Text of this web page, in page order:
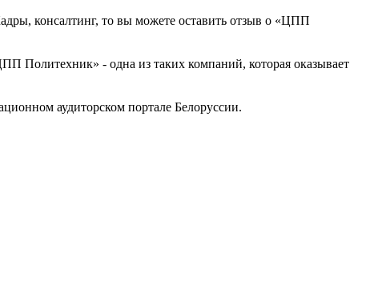
консалтинг, то вы можете оставить отзыв о «ЦПП
Политехник» - одна из таких компаний, которая оказывает
аудиторском портале Белоруссии.